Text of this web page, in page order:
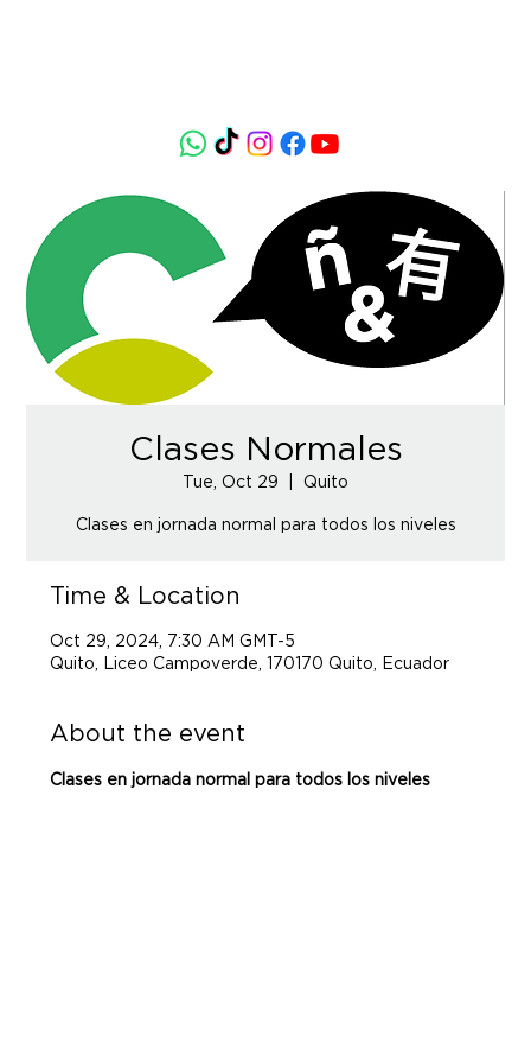
Clases Normales
Tue, Oct 29 Quito
Clases en jornada normal para todos los niveles
Time & Location
Oct 29, 2024, 7:30 AM GMT-5
Quito, Liceo Campoverde, 170170 Quito, Ecuador
About the event
Clases en jornada normal para todos los niveles